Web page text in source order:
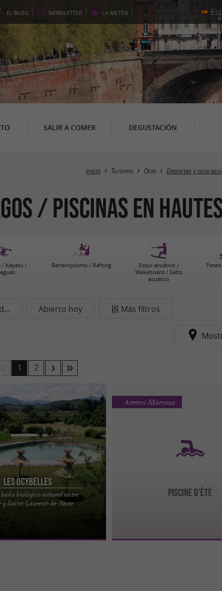
EL BLOG NEWSLETTER LA METEO
SALIR A COMER DEGUSTACIÓN
inicio Turismo Ocio Deportes y ocio
/ Piscinas en
/ Kayaks /
Barranquismo / Rafting
Esquí acuático /
Wakeboard / Salto
acuático
Abierto hoy Más filtros
1 2
Les Ocybelles
biológico natural entre
y Saint-Laurent-de-Neste
natural para nadar durante
Saint-Laurent-de-Neste
PISCINE D’ÉTÉ
Arrens-Marsous